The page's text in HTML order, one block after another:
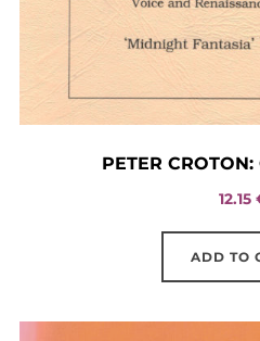
PETER
12.15
ADD TO